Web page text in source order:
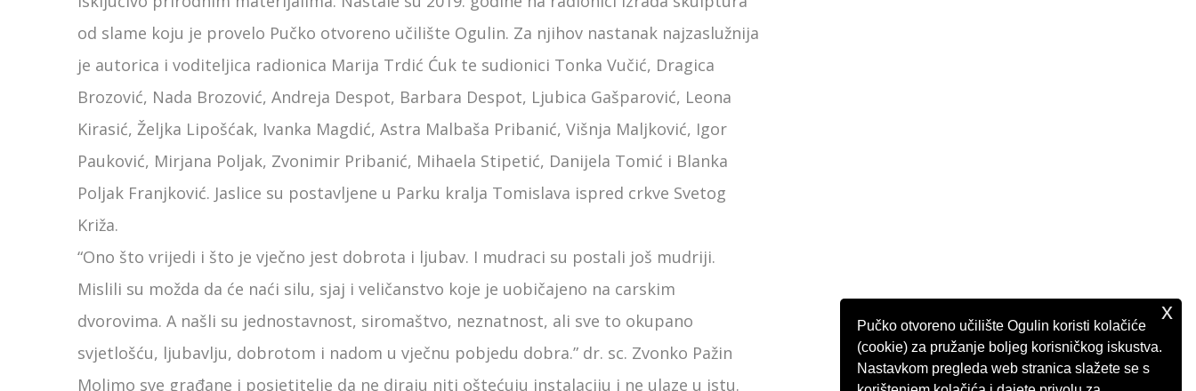
od slame koju je provelo Pučko otvoreno učilište Ogulin. Za njihov nastanak najzaslužnija
je autorica i voditeljica radionica Marija Trdić Ćuk te sudionici Tonka Vučić, Dragica
Brozović, Nada Brozović, Andreja Despot, Barbara Despot, Ljubica Gašparović, Leona
Kirasić, Željka Lipošćak, Ivanka Magdić, Astra Malbaša Pribanić, Višnja Maljković, Igor
Pauković, Mirjana Poljak, Zvonimir Pribanić, Mihaela Stipetić, Danijela Tomić i Blanka
Poljak Franjković. Jaslice su postavljene u Parku kralja Tomislava ispred crkve Svetog
Križa.
“Ono što vrijedi i što je vječno jest dobrota i ljubav. I mudraci su postali još mudriji.
Mislili su možda da će naći silu, sjaj i veličanstvo koje je uobičajeno na carskim
dvorovima. A našli su jednostavnost, siromaštvo, neznatnost, ali sve to okupano
svjetlošću, ljubavlju, dobrotom i nadom u vječnu pobjedu dobra.” dr. sc. Zvonko Pažin
Molimo sve građane i posjetitelje da ne diraju niti oštećuju instalaciju i ne ulaze u istu.
Pučko otvoreno učilište Ogulin koristi kolačiće
(cookie) za pružanje boljeg korisničkog iskustva.
Nastavkom pregleda web stranica slažete se s
x